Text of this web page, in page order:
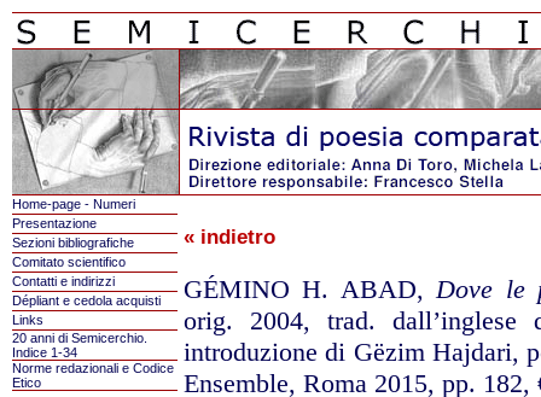
Home-page - Numeri
Presentazione
Sezioni bibliografiche
Comitato scientifico
Contatti e indirizzi
Dépliant e cedola acquisti
Links
20 anni di Semicerchio.
Indice 1-34
Norme redazionali e Codice
Etico
« indietro
GÉMINO H. ABAD,Dove le
orig. 2004, trad. dall’inglese
introduzione di Gëzim Hajdari,
Ensemble, Roma 2015, pp. 182,